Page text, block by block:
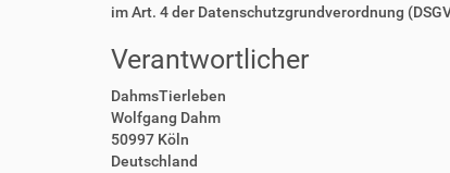
i
r
im Art. 4 der Datenschutzgrundverordnung
Verantwortlicher
DahmsTierleben
Wolfgang Dahm
50997 Köln
Deutschland